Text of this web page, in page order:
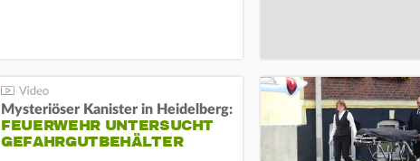
Mysteriöser Kanister in Heidelberg:
FEUERWEHR UNTERSUCHT
GEFAHRGUTBEHÄLTER